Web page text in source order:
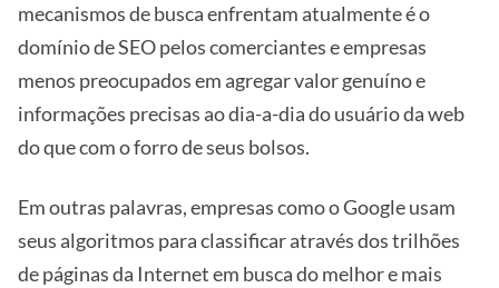
mecanismos de busca enfrentam atualmente é o
domínio de SEO pelos comerciantes e empresas
menos preocupados em agregar valor genuíno e
informações precisas ao dia-a-dia do usuário da web
do que com o forro de seus bolsos.
Em outras palavras, empresas como o Google usam
seus algoritmos para classificar através dos trilhões
de páginas da Internet em busca do melhor e mais